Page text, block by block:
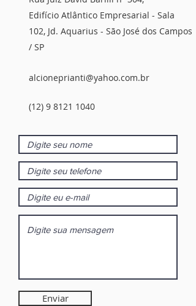
Edifício Atlântico Empresarial - Sala
102, Jd. Aquarius - São José dos Campos
/ SP
alcioneprianti@yahoo.com.br
(12) 9 8121 1040
Enviar